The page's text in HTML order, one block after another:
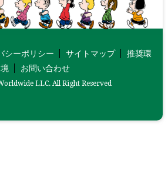
シーポリシー サイトマップ
推奨環
境
お問い合わせ
LLC. All Right Reserved